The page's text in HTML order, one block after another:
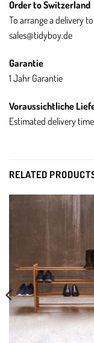
Order to Switzerland
To arrange a delivery
sales@tidyboy.de
Garantie
1 Jahr Garantie
Voraussichtliche
Estimated delivery
RELATED